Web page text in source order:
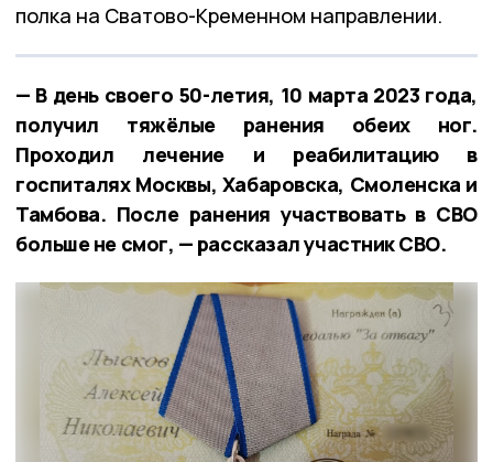
полка на Сватово-Кременном направлении.
— В день своего 50-летия, 10 марта 2023 года,
получил тяжёлые ранения обеих ног.
Проходил лечение и реабилитацию в
госпиталях Москвы, Хабаровска, Смоленска и
Тамбова. После ранения участвовать в СВО
больше не смог, — рассказал участник СВО.